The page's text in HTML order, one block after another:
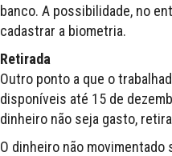
banco. A possibilidade, no
cadastrar a biometria.
Retirada
Outro ponto a que o
disponíveis até 15 de
dinheiro não seja gasto,
O dinheiro não movimentado